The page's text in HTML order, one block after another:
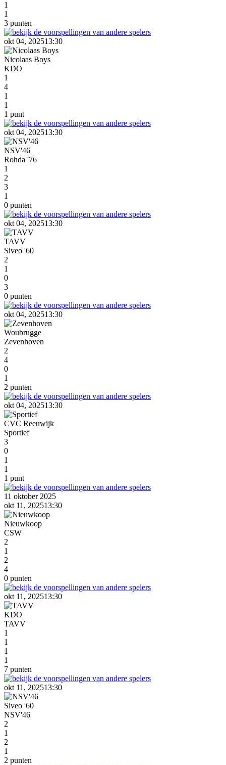
1
1
3 punten
okt 04, 202513:30
Nicolaas Boys
KDO
1
4
1
1
1 punt
okt 04, 202513:30
NSV'46
Rohda '76
1
2
3
1
0 punten
okt 04, 202513:30
TAVV
Siveo '60
2
1
0
3
0 punten
okt 04, 202513:30
Woubrugge
Zevenhoven
2
4
0
1
2 punten
okt 04, 202513:30
CVC Reeuwijk
Sportief
3
0
1
1
1 punt
11 oktober 2025
okt 11, 202513:30
Nieuwkoop
CSW
2
1
2
4
0 punten
okt 11, 202513:30
KDO
TAVV
1
1
1
1
7 punten
okt 11, 202513:30
Siveo '60
NSV'46
2
1
2
1
2 punten